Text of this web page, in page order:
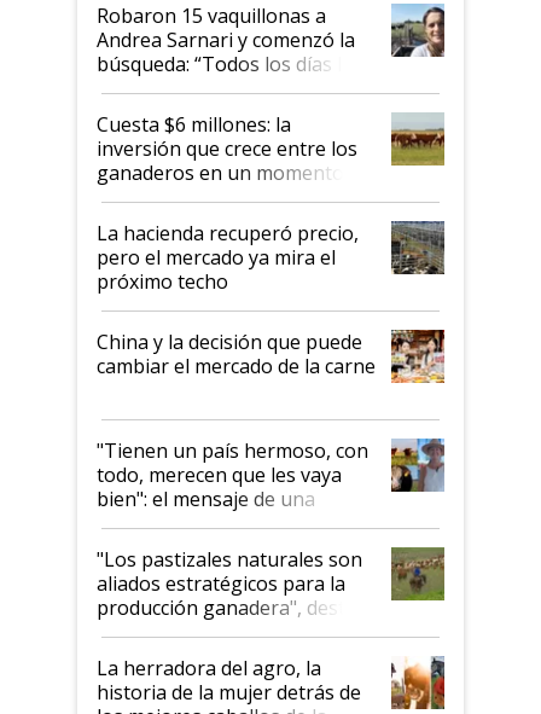
Robaron 15 vaquillonas a
Andrea Sarnari y comenzó la
búsqueda: “Todos los días le
toca a algún productor”
Cuesta $6 millones: la
inversión que crece entre los
ganaderos en un momento
histórico para la actividad
La hacienda recuperó precio,
pero el mercado ya mira el
próximo techo
China y la decisión que puede
cambiar el mercado de la carne
"Tienen un país hermoso, con
todo, merecen que les vaya
bien": el mensaje de una
ganadera uruguaya sobre las
oportunidades que se abren
para el agro en Argentina, con
foco en la carne
"Los pastizales naturales son
aliados estratégicos para la
producción ganadera", destaca
la iniciativa que ya reúne a 46
establecimientos en Argentina
La herradora del agro, la
historia de la mujer detrás de